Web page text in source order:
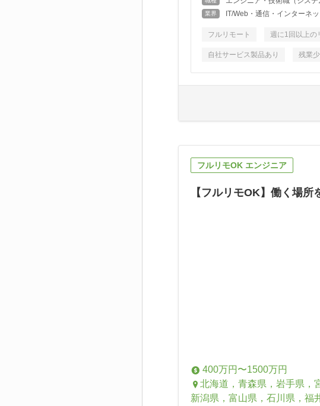
業界 IT/Web・通信・インターネ
フルリモート 週に1回以上の
自社サービス製品あり 残業
フルリモOK エンジニア
【フルリモOK】働く場
400万円〜1500万円
北海道，青森県，岩手県，
新潟県，富山県，石川県，福